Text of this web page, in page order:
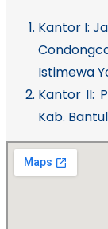
Kantor I:
Istimewa
Kantor II:
Kab.